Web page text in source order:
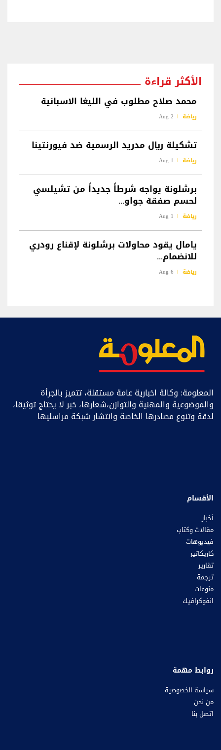
الأكثر قراءة
محمد صلاح مطلوب في الليغا الاسبانية
رياضة 2 Aug
تشكيلة ريال مدريد الرسمية ضد فيورنتينا
رياضة 1 Aug
برشلونة يواجه شرطاً جديداً من تشيلسي
لحسم صفقة جواو...
رياضة 1 Aug
يامال يقود محاولات برشلونة لإقناع رودري
للانضمام...
رياضة 6 Aug
المعلومة: وكالة اخبارية عامة مستقلة، تتميز بالجرأة
والموضوعية والمهنية والتوازن،شعارها، خبر ﻻ يحتاج توثيقا،
لدقة وتنوع مصادرها الخاصة وانتشار شبكة مراسليها
الأقسام
أخبار
مقالات وكتاب
فيديوهات
كاريكاتير
تقارير
ترجمة
منوعات
انفوكرافيك
روابط مهمة
سياسة الخصوصية
من نحن
اتصل بنا